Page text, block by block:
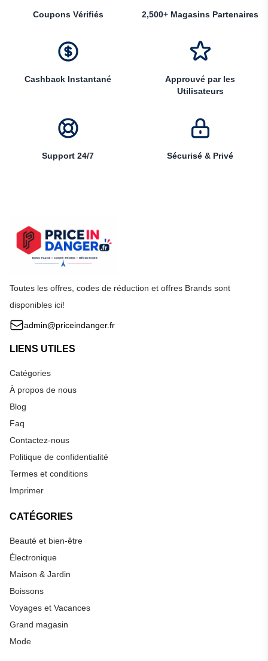
Coupons Vérifiés 2,500+ Magasins Partenaires
Cashback Instantané
Approuvé par les
Utilisateurs
Support 24/7 Sécurisé & Privé
Toutes les offres, codes de réduction et offres Brands sont
disponibles ici!
admin@priceindanger.fr
LIENS UTILES
Catégories
À propos de nous
Blog
Faq
Contactez-nous
Politique de confidentialité
Termes et conditions
Imprimer
CATÉGORIES
Beauté et bien-être
Électronique
Maison & Jardin
Boissons
Voyages et Vacances
Grand magasin
Mode